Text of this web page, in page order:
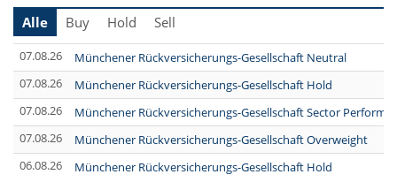
Alle
Buy Hold Sell
07.08.26
Münchener Rückversicherungs-Gesellschaft Neutral
07.08.26
Münchener Rückversicherungs-Gesellschaft Hold
07.08.26
Münchener Rückversicherungs-Gesellschaft Sector Perform
07.08.26
Münchener Rückversicherungs-Gesellschaft Overweight
06.08.26
Münchener Rückversicherungs-Gesellschaft Hold